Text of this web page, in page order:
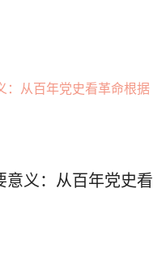
意义：从百年党史看